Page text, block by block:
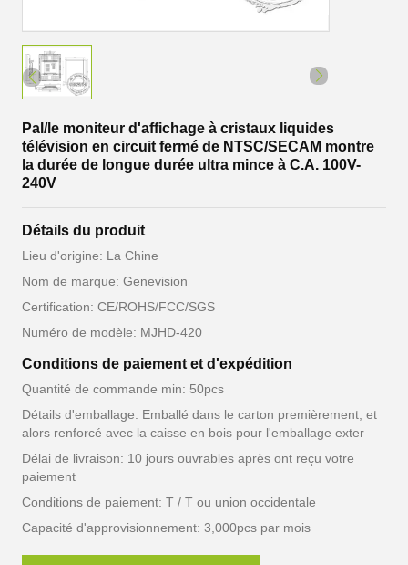
Pal/le moniteur d'affichage à cristaux liquides
télévision en circuit fermé de NTSC/SECAM montre
la durée de longue durée ultra mince à C.A. 100V-
240V
Détails du produit
Lieu d'origine: La Chine
Nom de marque: Genevision
Certification: CE/ROHS/FCC/SGS
Numéro de modèle: MJHD-420
Conditions de paiement et d'expédition
Quantité de commande min: 50pcs
Détails d'emballage: Emballé dans le carton premièrement, et
alors renforcé avec la caisse en bois pour l'emballage exter
Délai de livraison: 10 jours ouvrables après ont reçu votre
paiement
Conditions de paiement: T / T ou union occidentale
Capacité d'approvisionnement: 3,000pcs par mois